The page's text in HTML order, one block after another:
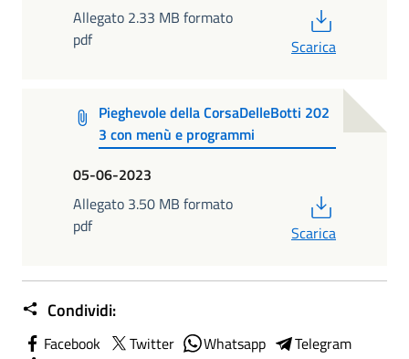
Allegato 2.33 MB formato
pdf
Scarica
Pieghevole della CorsaDelleBotti 202
3 con menù e programmi
05-06-2023
Allegato 3.50 MB formato
pdf
Scarica
Condividi:
Facebook Twitter Whatsapp
Telegram